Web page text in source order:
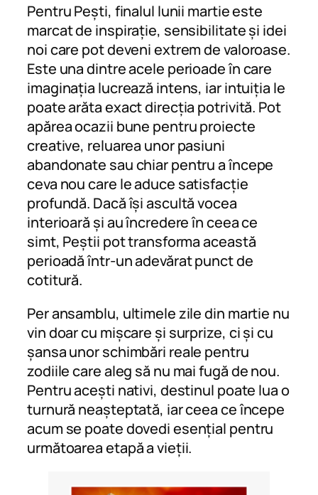
Pentru Pești, finalul lunii martie este
marcat de inspirație, sensibilitate și idei
noi care pot deveni extrem de valoroase.
Este una dintre acele perioade în care
imaginația lucrează intens, iar intuiția le
poate arăta exact direcția potrivită. Pot
apărea ocazii bune pentru proiecte
creative, reluarea unor pasiuni
abandonate sau chiar pentru a începe
ceva nou care le aduce satisfacție
profundă. Dacă își ascultă vocea
interioară și au încredere în ceea ce
simt, Peștii pot transforma această
perioadă într-un adevărat punct de
cotitură.
Per ansamblu, ultimele zile din martie nu
vin doar cu mișcare și surprize, ci și cu
șansa unor schimbări reale pentru
zodiile care aleg să nu mai fugă de nou.
Pentru acești nativi, destinul poate lua o
turnură neașteptată, iar ceea ce începe
acum se poate dovedi esențial pentru
următoarea etapă a vieții.